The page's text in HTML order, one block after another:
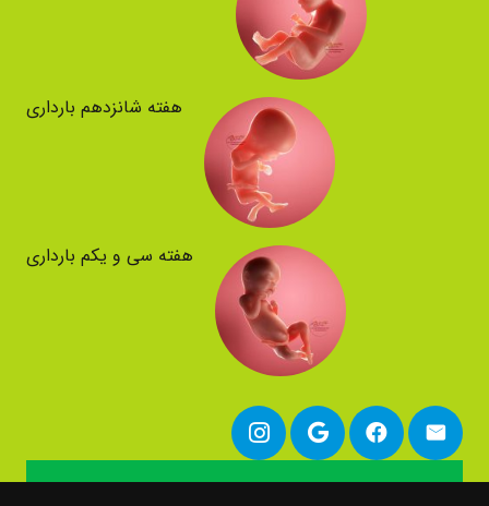
هفته شانزدهم بارداری
هفته سی و یکم بارداری